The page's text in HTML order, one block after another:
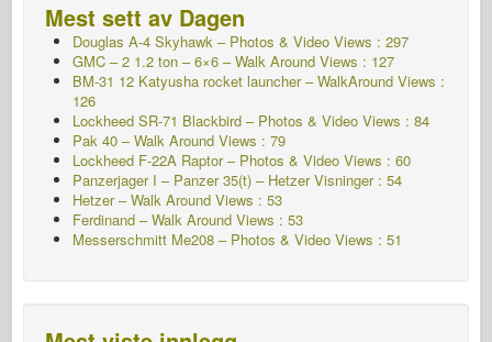
Mest sett av Dagen
Douglas A-4 Skyhawk – Photos & Video Views : 297
GMC – 2 1.2 ton – 6×6 – Walk Around Views : 127
BM-31 12 Katyusha rocket launcher – WalkAround Views :
126
Lockheed SR-71 Blackbird – Photos & Video Views : 84
Pak 40 – Walk Around Views : 79
Lockheed F-22A Raptor – Photos & Video Views : 60
Panzerjager I – Panzer 35(t) – HetzerVisninger : 54
Hetzer – Walk Around Views : 53
Ferdinand – Walk Around Views : 53
Messerschmitt Me208 – Photos & Video Views : 51